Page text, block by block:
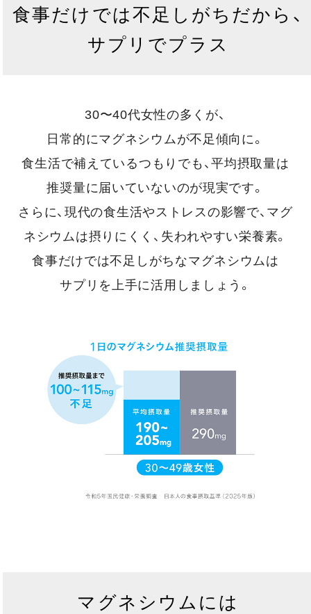
食事だけでは不足しがちだから、
サプリでプラス
30〜40代女性の多くが、
日常的にマグネシウムが不足傾向に。
食生活で補えているつもりでも、平均摂取量は
推奨量に届いていないのが現実です。
さらに、現代の食生活やストレスの影響で、マグ
ネシウムは摂りにくく、失われやすい栄養素。
食事だけでは不足しがちなマグネシウムは
サプリを上手に活用しましょう。
マグネシウムには